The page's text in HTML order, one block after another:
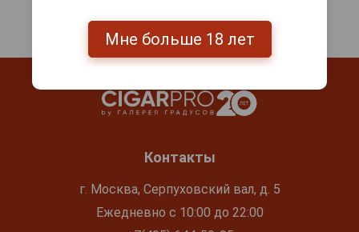
Контакты
г. Москва, Серпуховский вал, д. 5
Ежедневно с 10:00 до 22:00
Мне больше 18 лет